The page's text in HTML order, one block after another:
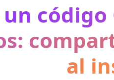
un
al